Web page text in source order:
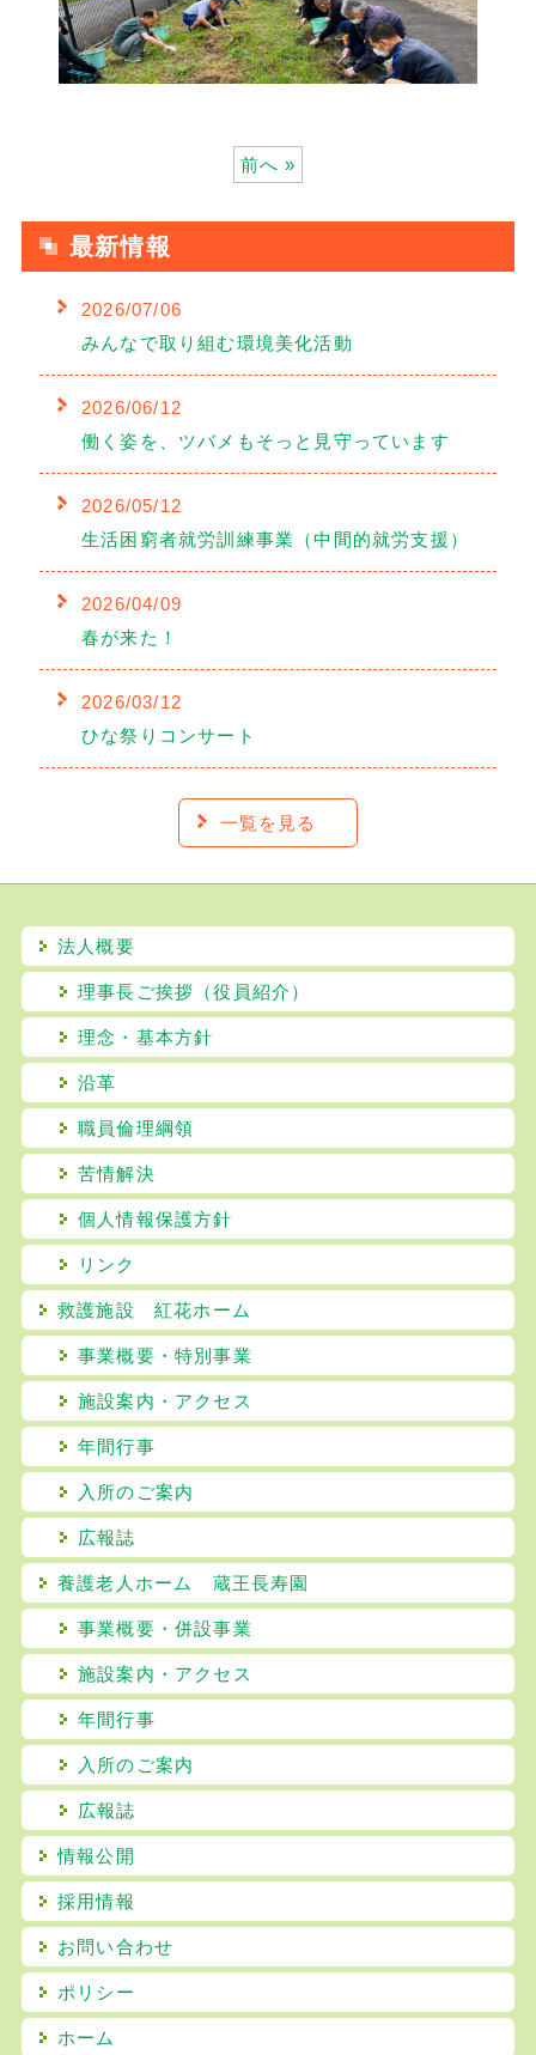
前へ »
最新情報
2026/07/06
みんなで取り組む環境美化活動
2026/06/12
働く姿を、ツバメもそっと見守っています
2026/05/12
生活困窮者就労訓練事業（中間的就労支援）
2026/04/09
春が来た！
2026/03/12
ひな祭りコンサート
一覧を見る
法人概要
理事長ご挨拶（役員紹介）
理念・基本方針
沿革
職員倫理綱領
苦情解決
個人情報保護方針
リンク
救護施設 紅花ホーム
事業概要・特別事業
施設案内・アクセス
年間行事
入所のご案内
広報誌
養護老人ホーム 蔵王長寿園
事業概要・併設事業
施設案内・アクセス
年間行事
入所のご案内
広報誌
情報公開
採用情報
お問い合わせ
ポリシー
ホーム